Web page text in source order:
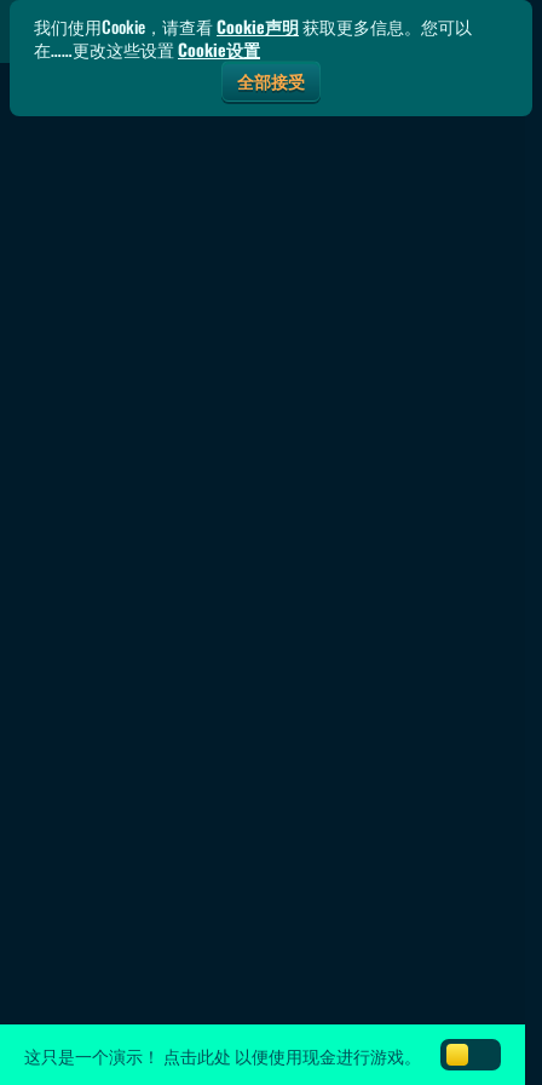
这只是一个演示！ 点击此处 以便使用现金进行游戏。
我们使用Cookie，请查看Cookie声明获取更多信息。您可以
在……更改这些设置Cookie设置
全部接受